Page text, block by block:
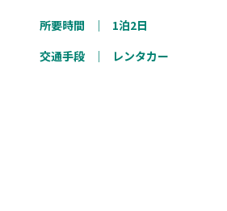
所要時間 ｜
1泊2日
交通手段
｜ レンタカー